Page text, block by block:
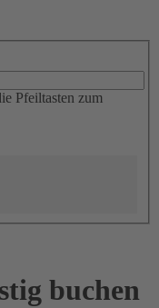
Pfeiltasten zum
buchen